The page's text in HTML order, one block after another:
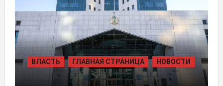
ВЛАСТЬ ГЛАВНАЯ СТРАНИЦА НОВОСТИ
В КАЗАХСТАНЕ УТВЕРЖДЕН ПЛАН